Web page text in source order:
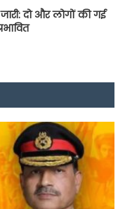
दो और लोगों की गई